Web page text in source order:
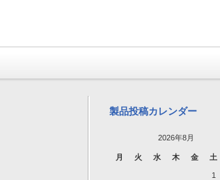
製品投稿カレンダー
2026年8月
月 火 水 木 金 土
1